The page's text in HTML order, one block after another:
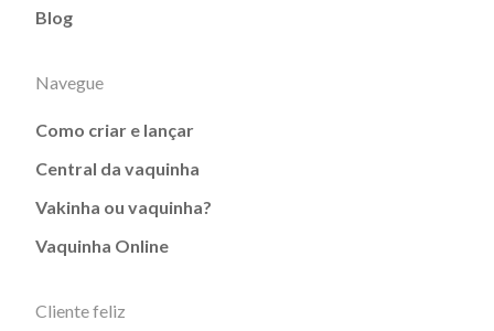
Blog
Navegue
Como criar e lançar
Central da vaquinha
Vakinha ou vaquinha?
Vaquinha Online
Cliente feliz